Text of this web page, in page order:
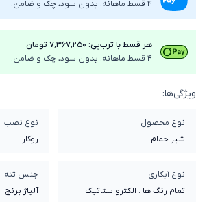
4 قسط ماهانه. بدون سود، چک و ضامن.
هر قسط با ترب‌پی: ۷٬۳۶۷٬۲۵۰ تومان
4 قسط ماهانه. بدون سود، چک و ضامن.
ویژگی‌ها:
نوع محصول
شیر حمام
نوع نصب
روکار
نوع آبکاری
تمام رنگ ها : الکترواستاتیک
جنس تنه
آلیاژ برنج